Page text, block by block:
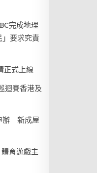
完成地理
要求究責
式上線
迴賽香港及
辦 新成屋
育遊戲主